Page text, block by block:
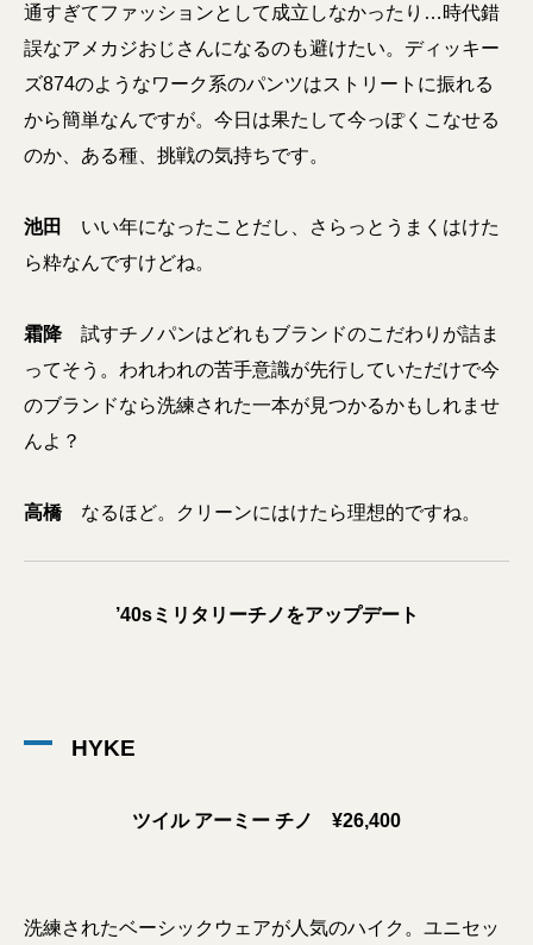
通すぎてファッションとして成立しなかったり…時代錯
誤なアメカジおじさんになるのも避けたい。ディッキー
ズ874のようなワーク系のパンツはストリートに振れる
から簡単なんですが。今日は果たして今っぽくこなせる
のか、ある種、挑戦の気持ちです。
池田
いい年になったことだし、さらっとうまくはけた
ら粋なんですけどね。
霜降 試すチノパンはどれもブランドのこだわりが詰ま
ってそう。われわれの苦手意識が先行していただけで今
のブランドなら洗練された一本が見つかるかもしれませ
んよ？
高橋なるほど。クリーンにはけたら理想的ですね。
’40sミリタリーチノをアップデート
HYKE
ツイル アーミー チノ ¥26,400
洗練されたベーシックウェアが人気のハイク。ユニセッ